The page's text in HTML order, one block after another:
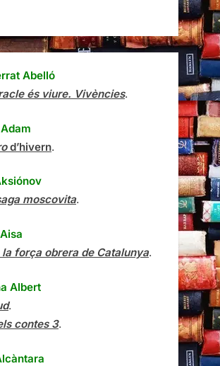
Abelló
és viure. Vivències.
d’hivern.
moscovita.
la força obrera de Catalunya.
Albert
.
contes 3.